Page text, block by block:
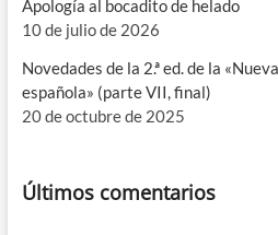
Apología al bocadito de helado
10 de julio de 2026
Novedades de la 2.ª ed. de la
española» (parte VII, final)
20 de octubre de 2025
Últimos comentarios